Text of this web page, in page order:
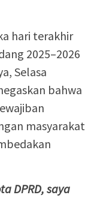
hari terakhir
2025–2026
Selasa
bahwa
masyarakat
DPRD, saya